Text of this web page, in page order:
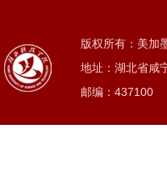
版权所有：美加
地址：湖北省咸
邮编：437100